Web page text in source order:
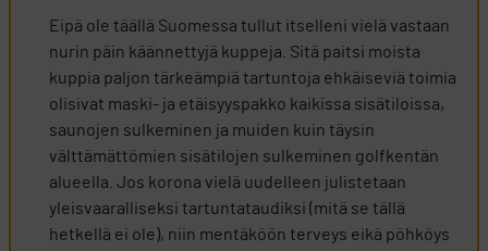
Eipä ole täällä Suomessa tullut itselleni vielä vastaan
nurin päin käännettyjä kuppeja. Sitä paitsi moista
kuppia paljon tärkeämpiä tartuntoja ehkäiseviä toimia
olisivat maski- ja etäisyyspakko kaikissa sisätiloissa,
saunojen sulkeminen ja muiden kuin täysin
välttämättömien sisätilojen sulkeminen golfkentän
alueella. Jos korona vielä uudelleen julistetaan
yleisvaaralliseksi tartuntataudiksi (mitä se tällä
hetkellä ei ole), niin mentäköön terveys eikä pöhköys